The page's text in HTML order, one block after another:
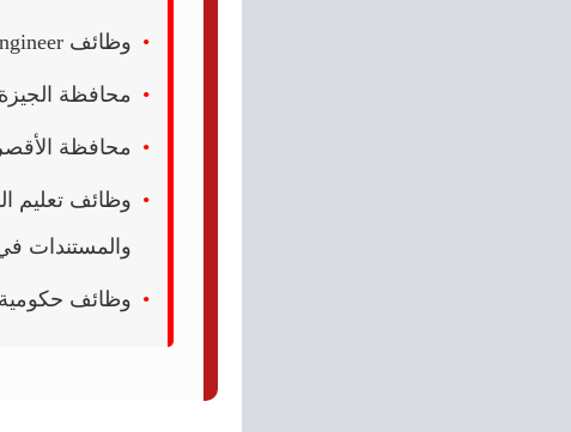
وظائف Senior Commissioning HVAC Engineer في القاهرة، مصر
محافظة
محافظة
والمستندات
وظائف حكومية